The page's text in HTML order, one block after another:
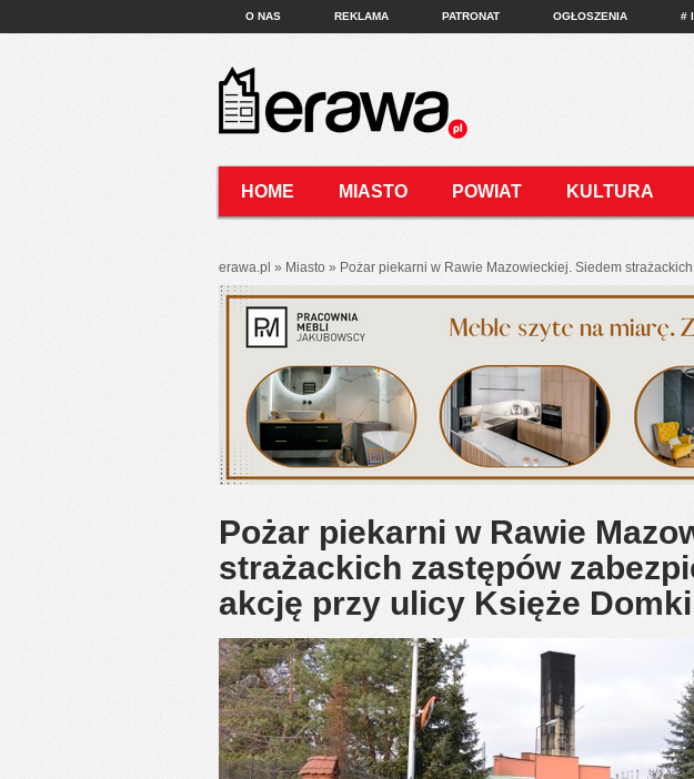
O NAS REKLAMA PATRONAT OGŁOSZENIA #
HOME MIASTO POWIAT KULTURA
erawa.pl » Miasto » Pożar piekarni w Rawie Mazowieckiej. Siedem
Pożar piekarni w Rawie
strażackich zastępów
akcję przy ulicy Księże